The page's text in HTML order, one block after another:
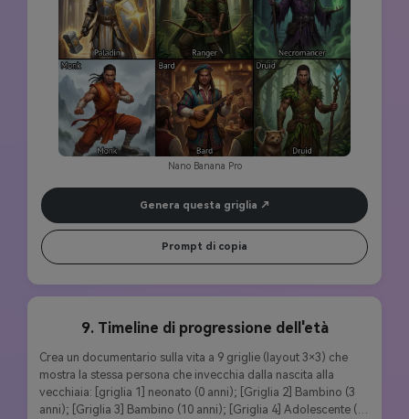
del concetto di personaggio di gioco 8K, perfetta coerenza
dei personaggi in tutte le classi.
Nano Banana Pro
Genera questa griglia
Prompt di copia
9. Timeline di progressione dell'età
Crea un documentario sulla vita a 9 griglie (layout 3×3) che
mostra la stessa persona che invecchia dalla nascita alla
vecchiaia: [griglia 1] neonato (0 anni); [Griglia 2] Bambino (3
anni); [Griglia 3] Bambino (10 anni); [Griglia 4] Adolescente (16